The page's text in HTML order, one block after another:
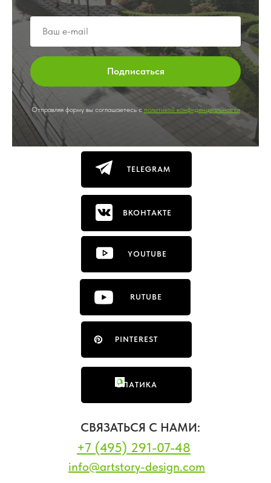
Подписаться
Отправляя форму вы соглашаетесь с политикой конфиденциальности
TELEGRAM
PINTEREST
ФЛАТИКА
YOUTUBE
ВКОНТАКТЕ
СВЯЗАТЬСЯ С НАМИ:
+7 (495) 291-07-48
info@artstory-design.com
RUTUBE